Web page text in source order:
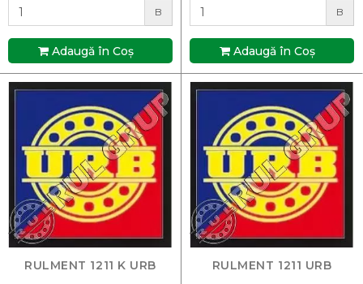
B
Adaugă în Coş
B
Adaugă în Coş
RULMENT 1211 K URB RULMENT 1211 URB